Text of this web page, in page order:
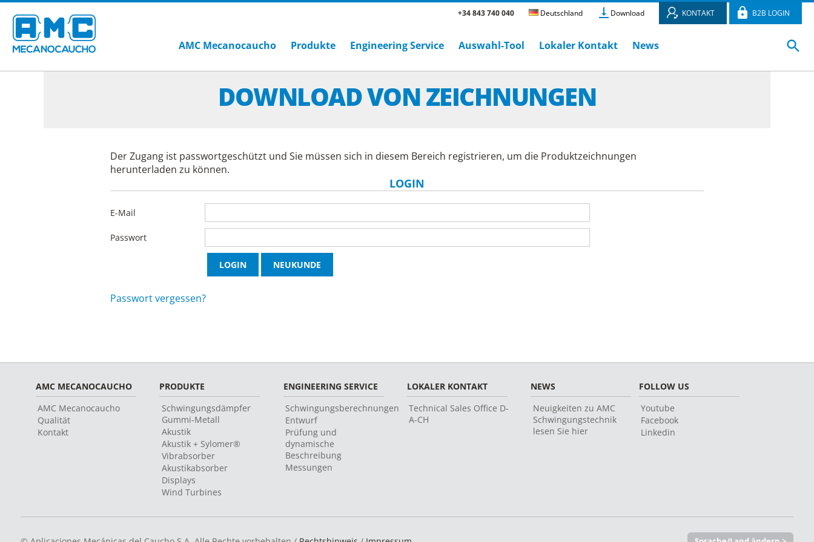
+34 843 740 040 Deutschland Download KONTAKT B2B LOGIN
AMC Mecanocaucho Produkte Engineering Service Auswahl-Tool Lokaler Kontakt News
DOWNLOAD VON ZEICHNUNGEN
Der Zugang ist passwortgeschützt und Sie müssen sich in diesem Bereich registrieren, um die Produktzeichnungen
herunterladen zu können.
LOGIN
E-Mail
Passwort
Passwort vergessen?
AMC MECANOCAUCHO
AMC Mecanocaucho
Qualität
Kontakt
PRODUKTE
Schwingungsdämpfer
Gummi-Metall
Akustik
Akustik + Sylomer®
Vibrabsorber
Akustikabsorber
Displays
Wind Turbines
ENGINEERING SERVICE
Schwingungsberechnungen
Entwurf
Prüfung und
dynamische
Beschreibung
Messungen
LOKALER KONTAKT
Technical Sales Office D-
A-CH
NEWS
Neuigkeiten zu AMC
Schwingungstechnik
lesen Sie hier
FOLLOW US
Youtube
Facebook
Linkedin